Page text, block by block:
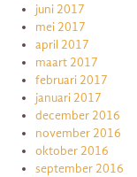
juni 2017
mei 2017
april 2017
maart 2017
februari 2017
januari 2017
december 2016
november 2016
oktober 2016
september 2016